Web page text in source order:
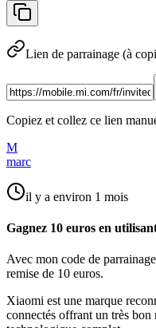
Lien de parrainage (à
Copiez et collez ce lien
M
marc
il y a environ 1 mois
Gagnez 10 euros en
Avec mon code de
remise de 10 euros.
Xiaomi est une marque
connectés offrant un très